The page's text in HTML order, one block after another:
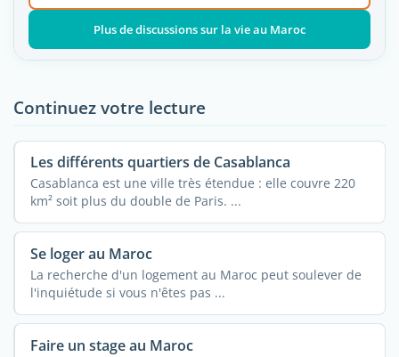
Plus de discussions sur la vie au Maroc
Continuez votre lecture
Les différents quartiers de Casablanca
Casablanca est une ville très étendue : elle couvre 220
km² soit plus du double de Paris. ...
Se loger au Maroc
La recherche d'un logement au Maroc peut soulever de
l'inquiétude si vous n'êtes pas ...
Faire un stage au Maroc